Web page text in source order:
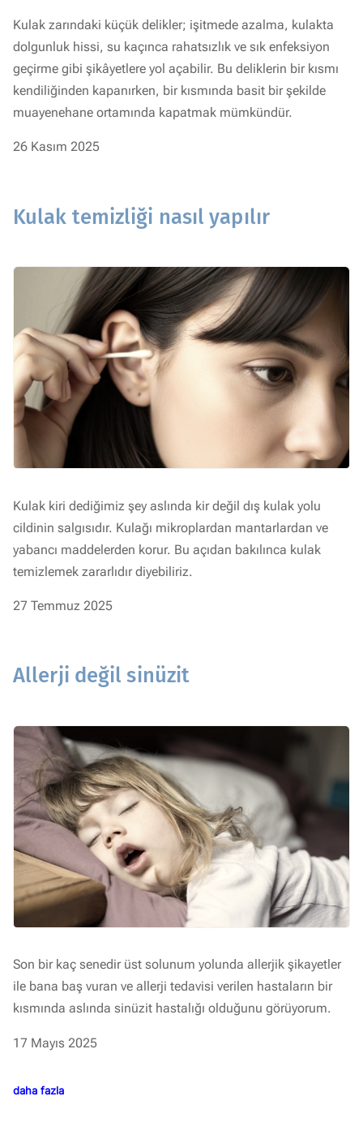
Kulak zarındaki küçük delikler; işitmede azalma, kulakta
dolgunluk hissi, su kaçınca rahatsızlık ve sık enfeksiyon
geçirme gibi şikâyetlere yol açabilir. Bu deliklerin bir kısmı
kendiliğinden kapanırken, bir kısmında basit bir şekilde
muayenehane ortamında kapatmak mümkündür.
26 Kasım 2025
Kulak temizliği nasıl yapılır
Kulak kiri dediğimiz şey aslında kir değil dış kulak yolu
cildinin salgısıdır. Kulağı mikroplardan mantarlardan ve
yabancı maddelerden korur. Bu açıdan bakılınca kulak
temizlemek zararlıdır diyebiliriz.
27 Temmuz 2025
Allerji değil sinüzit
Son bir kaç senedir üst solunum yolunda allerjik şikayetler
ile bana baş vuran ve allerji tedavisi verilen hastaların bir
kısmında aslında sinüzit hastalığı olduğunu görüyorum.
17 Mayıs 2025
daha fazla